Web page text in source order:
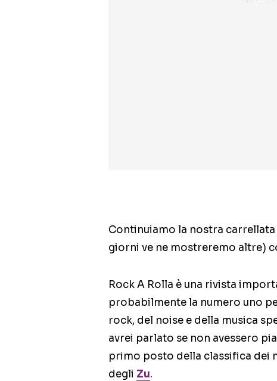
Continuiamo la nostra
giorni ve ne mostreremo altre)
Rock A Rolla è una rivista
probabilmente la numero uno
rock, del noise e della musica
avrei parlato se non avessero
primo posto della classifica dei
degli Zu.